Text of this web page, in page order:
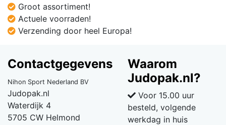
Groot assortiment!
Actuele voorraden!
Verzending door heel Europa!
Contactgegevens
Nihon Sport Nederland BV
Judopak.nl
Waterdijk 4
5705 CW Helmond
Waarom
Judopak.nl?
Voor 15.00 uur
besteld, volgende
werkdag in huis